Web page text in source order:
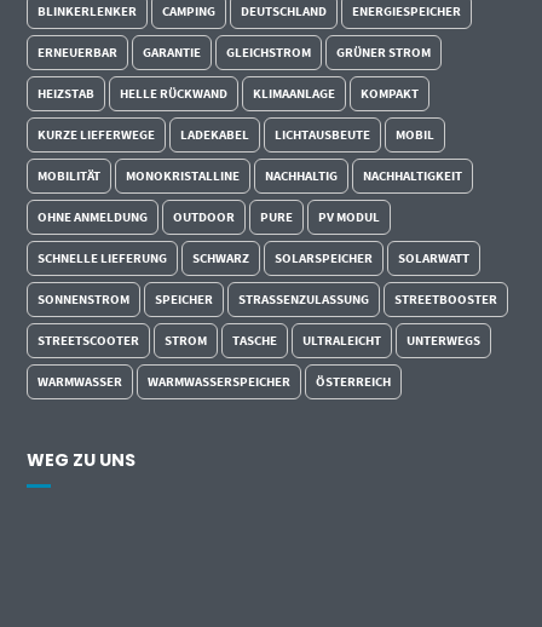
BLINKERLENKER CAMPING DEUTSCHLAND ENERGIESPEICHER
ERNEUERBAR GARANTIE GLEICHSTROM GRÜNER STROM
HEIZSTAB HELLE RÜCKWAND KLIMAANLAGE KOMPAKT
KURZE LIEFERWEGE LADEKABEL LICHTAUSBEUTE MOBIL
MOBILITÄT MONOKRISTALLINE NACHHALTIG NACHHALTIGKEIT
OHNE ANMELDUNG OUTDOOR PURE PV MODUL
SCHNELLE LIEFERUNG SCHWARZ SOLARSPEICHER SOLARWATT
SONNENSTROM SPEICHER STRASSENZULASSUNG STREETBOOSTER
STREETSCOOTER STROM TASCHE ULTRALEICHT UNTERWEGS
WARMWASSER WARMWASSERSPEICHER ÖSTERREICH
WEG ZU UNS